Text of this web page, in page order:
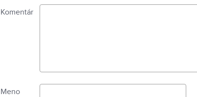
Komentár
Meno